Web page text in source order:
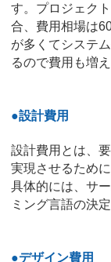
す。プロジェク
合、費用相場は
が多くてシステ
るので費用も増
●設計費用
設計費用とは、
実現させるため
具体的には、サ
ミング言語の決
●デザイン費用